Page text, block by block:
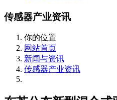
传感器产业资讯
你的位置
网站首页
新闻与资讯
传感器产业资讯